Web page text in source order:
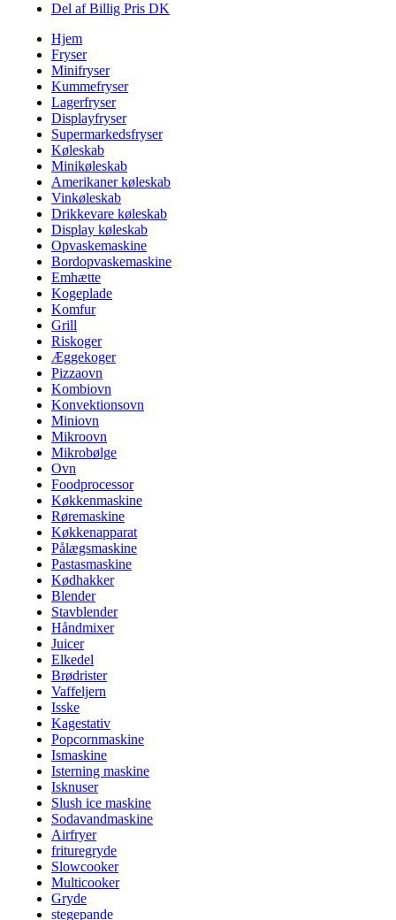
Del af Billig Pris DK
Hjem
Fryser
Minifryser
Kummefryser
Lagerfryser
Displayfryser
Supermarkedsfryser
Køleskab
Minikøleskab
Amerikaner køleskab
Vinkøleskab
Drikkevare køleskab
Display køleskab
Opvaskemaskine
Bordopvaskemaskine
Emhætte
Kogeplade
Komfur
Grill
Riskoger
Æggekoger
Pizzaovn
Kombiovn
Konvektionsovn
Miniovn
Mikroovn
Mikrobølge
Ovn
Foodprocessor
Køkkenmaskine
Røremaskine
Køkkenapparat
Pålægsmaskine
Pastasmaskine
Kødhakker
Blender
Stavblender
Håndmixer
Juicer
Elkedel
Brødrister
Vaffeljern
Isske
Kagestativ
Popcornmaskine
Ismaskine
Isterning maskine
Isknuser
Slush ice maskine
Sodavandmaskine
Airfryer
frituregryde
Slowcooker
Multicooker
Gryde
stegepande